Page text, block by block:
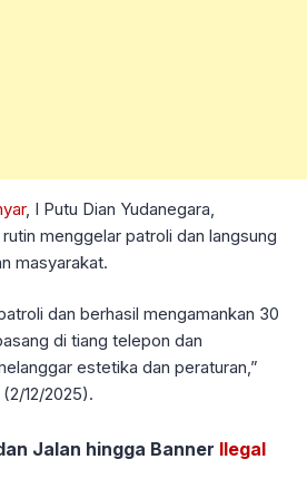
, I Putu Dian Yudanegara,
menggelar patroli dan langsung
masyarakat.
dan berhasil mengamankan 30
di tiang telepon dan
estetika dan peraturan,”
12/2025).
Jalan hingga Banner Ilegal